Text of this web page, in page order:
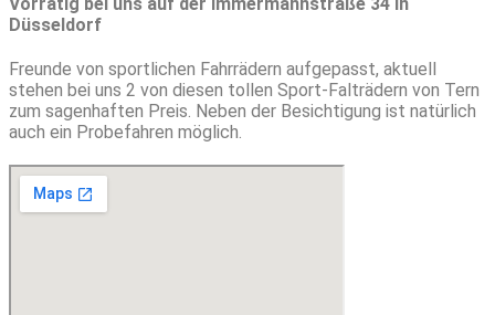
Düsseldorf
Freunde von sportlichen Fahrrädern aufgepasst, aktuell
stehen bei uns 2 von diesen tollen Sport-Falträdern von Tern
zum sagenhaften Preis. Neben der Besichtigung ist natürlich
auch ein Probefahren möglich.